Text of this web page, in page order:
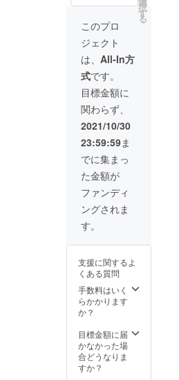
約50gと
す。赤
瓦の素
材に
よって
多少大
きさは
異なり
ます。
※サング
ワァー
の色は2
種類
（赤/
黄）と
なりま
すが、
お色は
お選び
ん。 ※
サング
ワァー
は全長
約17㎝
（スト
㎝・サ
ング
ワァー
だきま
赤色/黄
色の特
製サン
グヮー2
つセッ
トとな
りま
す。 ※
は直径
約4㎝・
重さは
約50gと
なりま
す。赤
瓦の素
多少大
きさは
異なり
ます。
※サング
ワァー
（スト
ラップ
部約7
画像は
イメー
ジとな
りま
す。当
日撮影
したの
花火の
画像が
絵柄と
なりま
す。 ③
首里城
の赤瓦
で作成
した特
製サン
グヮー
をお送
りさせ
ていた
だきま
す。 ※
赤色/黄
グヮー2
つセッ
トとな
せてい
ただき
ます。
※掲載希
望のお
名前
（ニッ
クネー
ム可）
を「備
考欄」
にご記
入下さ
い。 ②
お礼の
絵葉書
をお送
りさせ
ていた
画像は
ジとな
りま
す。当
日撮影
したの
画像が
絵柄と
なりま
す。 ③
容】
①サ
ポー
ターと
して公
式ウェ
ブサイ
トにお
名前を
掲載致
しま
す。 お
名前は
ニック
ネーム
も可能
です。
掲載は
１名も
ループ
最大12
文字ま
でとさ
せてい
ただき
※掲載希
望のお
名前
（ニッ
択
す
る
このプロ
ジェクト
は、 All-In方
式です。
目標金額に
関わらず、
2021/10/30
23:59:59ま
でに集まっ
た金額が
ファンディ
ングされま
す。
支援に関するよ
くある質問
手数料はいく
らかかります
か？
目標金額に届
かなかった場
合どうなりま
すか？